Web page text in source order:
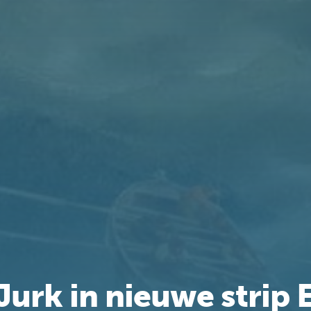
in nieuwe strip